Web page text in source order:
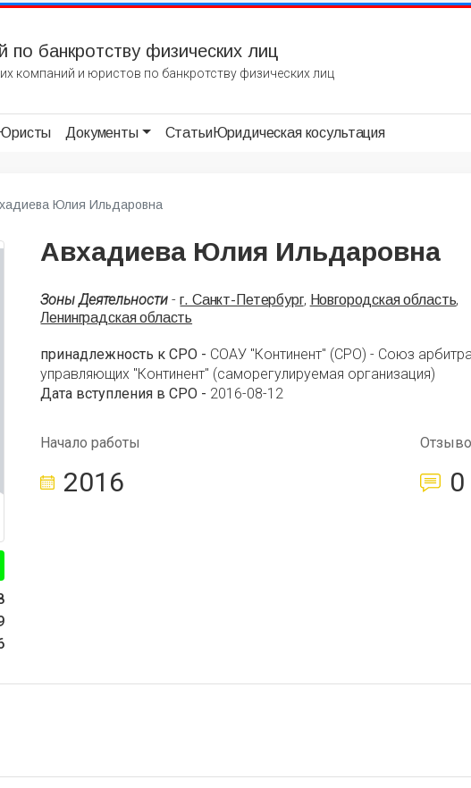
по банкротству физических лиц
компаний и юристов по банкротству физических лиц
Юристы Документы СтатьиЮридическая косультация
Юлия Ильдаровна
Авхадиева Юлия Ильдаровна
Зоны Деятельности -г. Санкт-Петербург, Новгородская область,
Ленинградская область
принадлежность к СРО - СОАУ "Континент" (СРО) - Союз
управляющих "Континент" (саморегулируемая организация)
Дата вступления в СРО - 2016-08-12
Начало работы
2016 0